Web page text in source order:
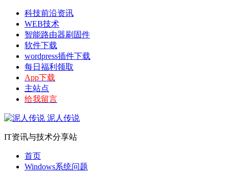
科技前沿资讯
WEB技术
智能路由器刷固件
软件下载
wordpress插件下载
每日福利领取
App下载
主站点
给我留言
泥人传说
IT资讯与技术分享站
首页
Windows系统问题